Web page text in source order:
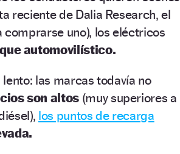
reciente de Dalia Research, el
comprarse uno), los eléctricos
automovilístico.
las marcas todavía no
son altos(muy superiores a
los puntos de recarga